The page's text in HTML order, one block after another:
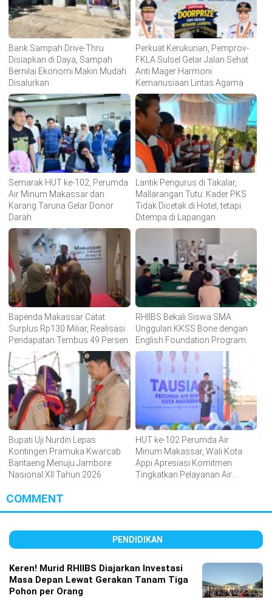
Bank Sampah Drive-Thru
Disiapkan di Daya, Sampah
Bernilai Ekonomi Makin Mudah
Disalurkan
Perkuat Kerukunan, Pemprov-
FKLA Sulsel Gelar Jalan Sehat
Anti Mager Harmoni
Kemanusiaan Lintas Agama
Semarak HUT ke-102, Perumda
Air Minum Makassar dan
Karang Taruna Gelar Donor
Darah
Lantik Pengurus di Takalar,
Mallarangan Tutu: Kader PKS
Tidak Dicetak di Hotel, tetapi
Ditempa di Lapangan
Bapenda Makassar Catat
Surplus Rp130 Miliar, Realisasi
Pendapatan Tembus 49 Persen
RHIIBS Bekali Siswa SMA
Unggulan KKSS Bone dengan
English Foundation Program
Bupati Uji Nurdin Lepas
Kontingen Pramuka Kwarcab
Bantaeng Menuju Jambore
Nasional XII Tahun 2026
HUT ke-102 Perumda Air
Minum Makassar, Wali Kota
Appi Apresiasi Komitmen
Tingkatkan Pelayanan Air
COMMENT
PENDIDIKAN
Keren! Murid RHIIBS Diajarkan Investasi
Masa Depan Lewat Gerakan Tanam Tiga
Pohon per Orang